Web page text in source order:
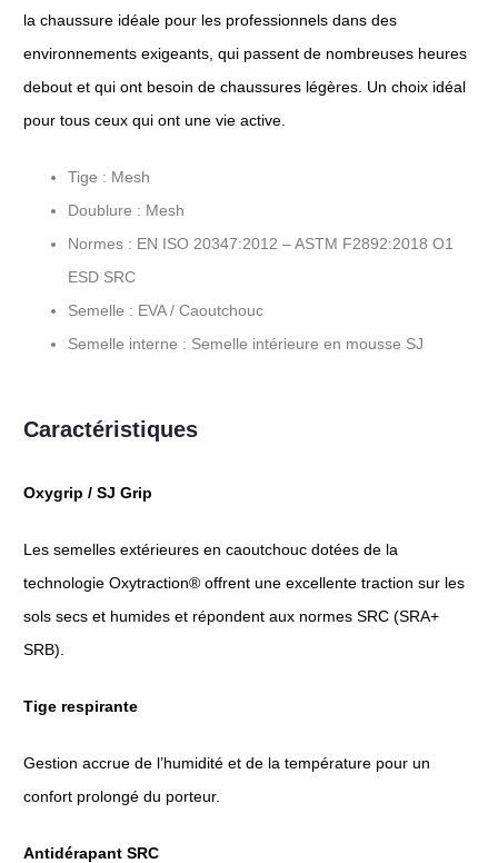
la chaussure idéale pour les professionnels dans des
environnements exigeants, qui passent de nombreuses heures
debout et qui ont besoin de chaussures légères. Un choix idéal
pour tous ceux qui ont une vie active.
Tige : Mesh
Doublure : Mesh
Normes : EN ISO 20347:2012 – ASTM F2892:2018 O1
ESD SRC
Semelle : EVA / Caoutchouc
Semelle interne : Semelle intérieure en mousse SJ
Caractéristiques
Oxygrip / SJ Grip
Les semelles extérieures en caoutchouc dotées de la
technologie Oxytraction® offrent une excellente traction sur les
sols secs et humides et répondent aux normes SRC (SRA+
SRB).
Tige respirante
Gestion accrue de l’humidité et de la température pour un
confort prolongé du porteur.
Antidérapant SRC